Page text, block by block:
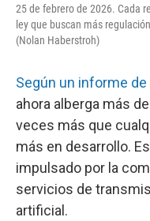
25 de febrero de 2026. Cada
ley que buscan más
(Nolan Haberstroh)
Según un informe
ahora alberga más
veces más que
más en desarrollo.
impulsado por la
servicios de
artificial.